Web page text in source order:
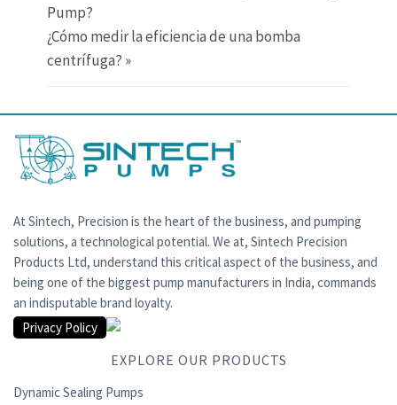
Pump?
¿Cómo medir la eficiencia de una bomba
centrífuga? »
At Sintech, Precision is the heart of the business, and pumping
solutions, a technological potential. We at, Sintech Precision
Products Ltd, understand this critical aspect of the business, and
being one of the biggest pump manufacturers in India, commands
an indisputable brand loyalty.
Privacy Policy
EXPLORE OUR PRODUCTS
Dynamic Sealing Pumps